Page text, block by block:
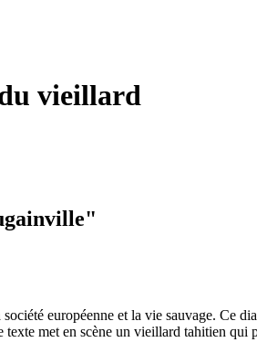
vieillard
européenne et la vie sauvage. Ce
met en scène un vieillard tahitien